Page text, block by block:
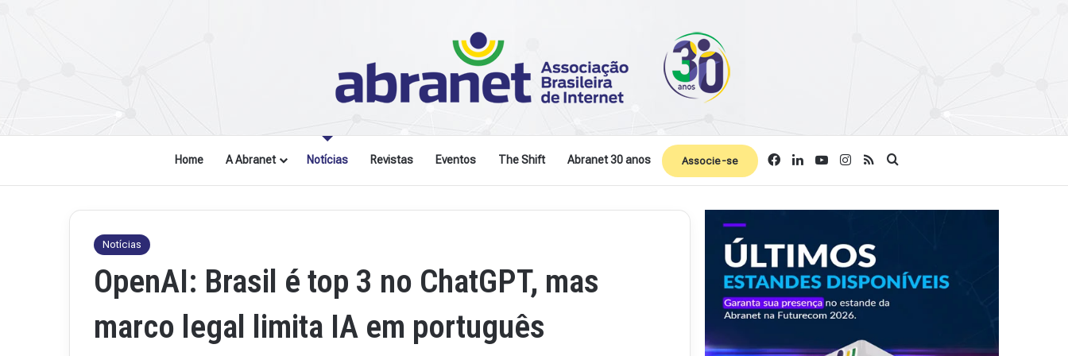
Home A Abranet Notícias Revistas Eventos The Shift Abranet 30 anos Associe-se FacebookLinkedinYouTubeInstagram
RSS
Notícias
OpenAI: Brasil é top 3 no ChatGPT, mas
marco legal limita IA em português